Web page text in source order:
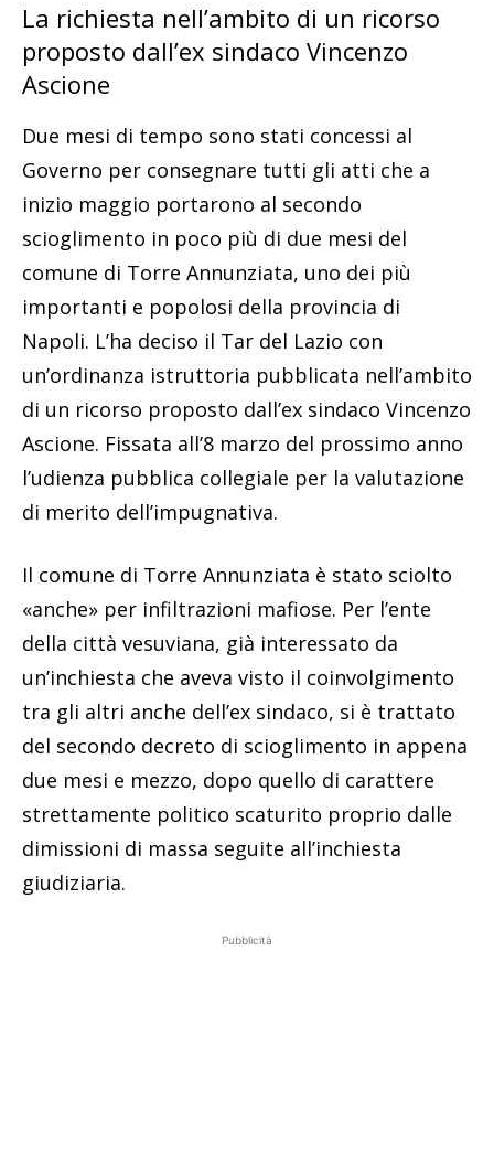
La richiesta nell’ambito di un ricorso
proposto dall’ex sindaco Vincenzo
Ascione
Due mesi di tempo sono stati concessi al
Governo per consegnare tutti gli atti che a
inizio maggio portarono al secondo
scioglimento in poco più di due mesi del
comune di Torre Annunziata, uno dei più
importanti e popolosi della provincia di
Napoli. L’ha deciso il Tar del Lazio con
un’ordinanza istruttoria pubblicata nell’ambito
di un ricorso proposto dall’ex sindaco Vincenzo
Ascione. Fissata all’8 marzo del prossimo anno
l’udienza pubblica collegiale per la valutazione
di merito dell’impugnativa.
Il comune di Torre Annunziata è stato sciolto
«anche» per infiltrazioni mafiose. Per l’ente
della città vesuviana, già interessato da
un’inchiesta che aveva visto il coinvolgimento
tra gli altri anche dell’ex sindaco, si è trattato
del secondo decreto di scioglimento in appena
due mesi e mezzo, dopo quello di carattere
strettamente politico scaturito proprio dalle
dimissioni di massa seguite all’inchiesta
giudiziaria.
Pubblicità